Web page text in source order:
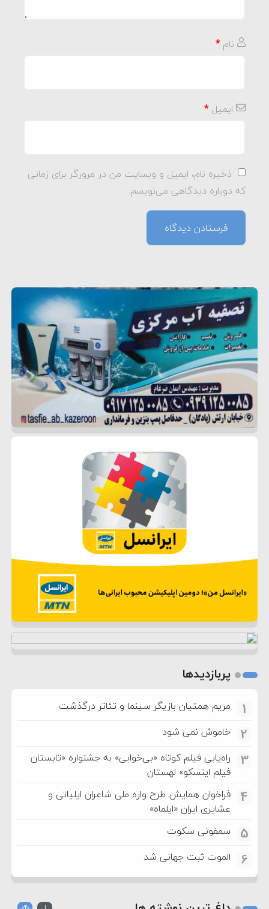
نام*
ایمیل*
ذخیره نام، ایمیل و وبسایت من در مرورگر برای زمانی
که دوباره دیدگاهی می‌نویسم.
پربازدیدها
1 مریم همتیان بازیگر سینما و تئاتر درگذشت
2 خاموش نمی شود
3
راه‌یابی فیلم کوتاه «بی‌خوابی» به جشنواره «تابستان
فیلم اینسکو» لهستان
4
فراخوان همایش طرح واره ملی شاعران ایلیاتی و
عشایری ایران «ایلماه»
5 سمفونی سکوت
6 الموت ثبت جهانی شد